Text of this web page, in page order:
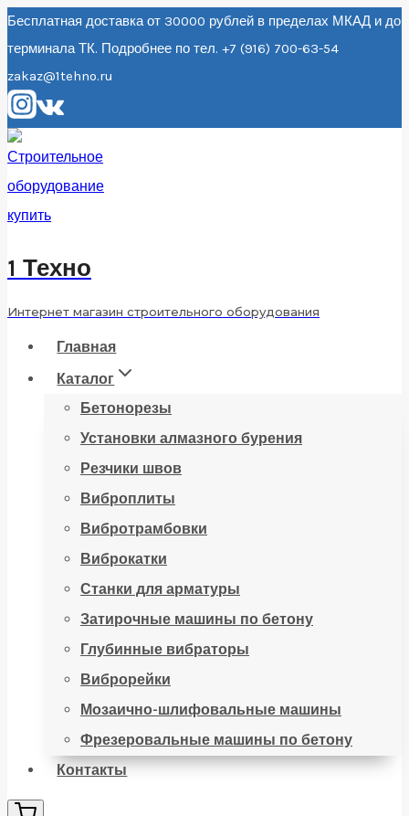
Перейти
к
содержанию
Бесплатная доставка от 30000 рублей в пределах МКАД и до
терминала ТК. Подробнее по тел. +7 (916) 700-63-54
zakaz@1tehno.ru
1 Техно
Интернет магазин строительного оборудования
Главная
Каталог
Бетонорезы
Установки алмазного бурения
Резчики швов
Виброплиты
Вибротрамбовки
Виброкатки
Станки для арматуры
Затирочные машины по бетону
Глубинные вибраторы
Виброрейки
Мозаично-шлифовальные машины
Фрезеровальные машины по бетону
Контакты